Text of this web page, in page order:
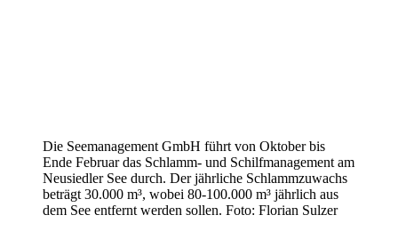
Die Seemanagement GmbH führt von Oktober bis
Ende Februar das Schlamm- und Schilfmanagement am
Neusiedler See durch. Der jährliche Schlammzuwachs
beträgt 30.000 m³, wobei 80-100.000 m³ jährlich aus
dem See entfernt werden sollen. Foto: Florian Sulzer